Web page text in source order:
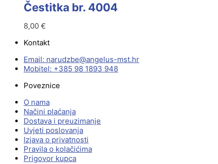
Čestitka br. 4004
8,00 €
Kontakt
Email:
rh.tsm-sulegna
@ebzduran
Mobitel: +385 98 1893 948
Poveznice
O nama
Načini plaćanja
Dostava i preuzimanje
Uvjeti poslovanja
Izjava o privatnosti
Pravila o kolačićima
Prigovor kupca